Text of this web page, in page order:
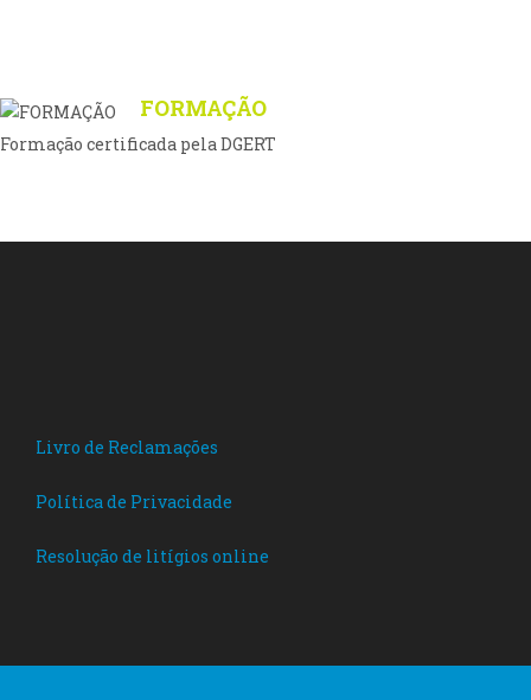
FORMAÇÃO
Formação certificada pela DGERT
Livro de Reclamações
Política de Privacidade
Resolução de litígios online